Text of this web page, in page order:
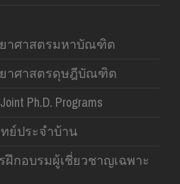
าศาสตรมหาบัณฑิต
าศาสตรดุษฎีบัณฑิต
Ph.D. Programs
ย์ประจำบ้าน
ฝึกอบรมผู้เชี่ยวชาญเฉพาะ